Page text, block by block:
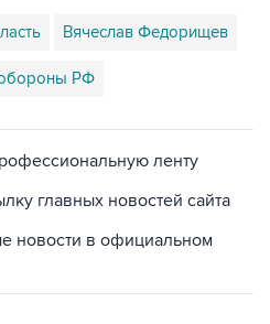
Вячеслав Федорищев
РФ
ленту
главных новостей сайта
новости в официальном